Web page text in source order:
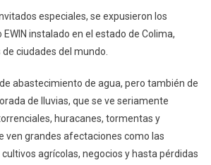
especiales, se expusieron los
instalado en el estado de Colima,
ciudades del mundo.
abastecimiento de agua, pero también de
de lluvias, que se ve seriamente
huracanes, tormentas y
ven grandes afectaciones como las
agrícolas, negocios y hasta pérdidas